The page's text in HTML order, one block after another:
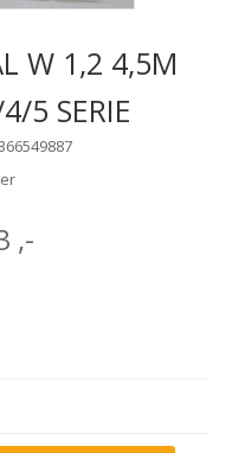
W 1,2 4,5M
5 SERIE
,-